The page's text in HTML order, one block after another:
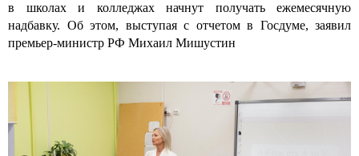
в школах и колледжах начнут получать ежемесячную
надбавку. Об этом, выступая с отчетом в Госдуме, заявил
премьер-министр РФ Михаил Мишустин